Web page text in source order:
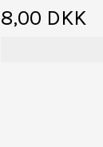
8,00 DKK